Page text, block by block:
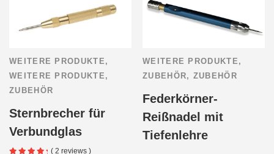
WEITERE PRODUKTE ,
WEITERE PRODUKTE ,
ZUBEHÖR
Sternbrecher für
Verbundglas
( 2 reviews )
WEITERE PRODUKTE ,
ZUBEHÖR, ZUBEHÖR
Federkörner-
Reißnadel mit
Tiefenlehre